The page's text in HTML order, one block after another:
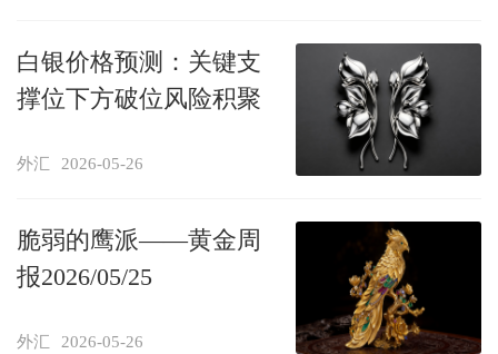
白银价格预测：关键支
撑位下方破位风险积聚
外汇 2026-05-26
脆弱的鹰派——黄金周
报2026/05/25
外汇 2026-05-26